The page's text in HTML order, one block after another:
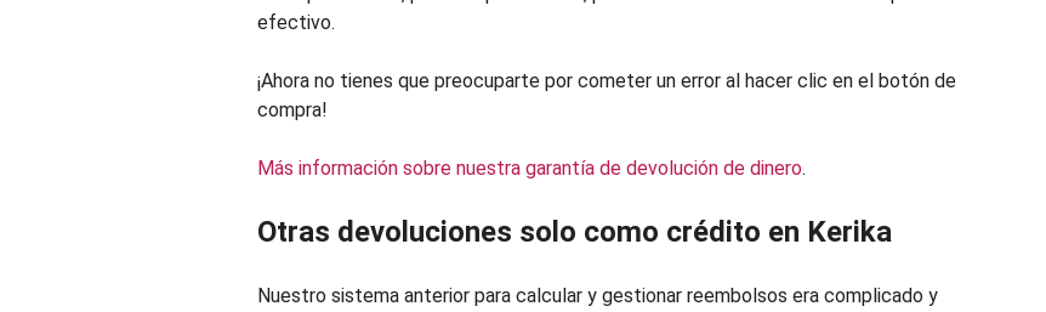
efectivo.
¡Ahora no tienes que preocuparte por cometer un error al hacer clic en el botón de
compra!
Más información sobre nuestra garantía de devolución de dinero.
Otras devoluciones solo como crédito en Kerika
Nuestro sistema anterior para calcular y gestionar reembolsos era complicado y